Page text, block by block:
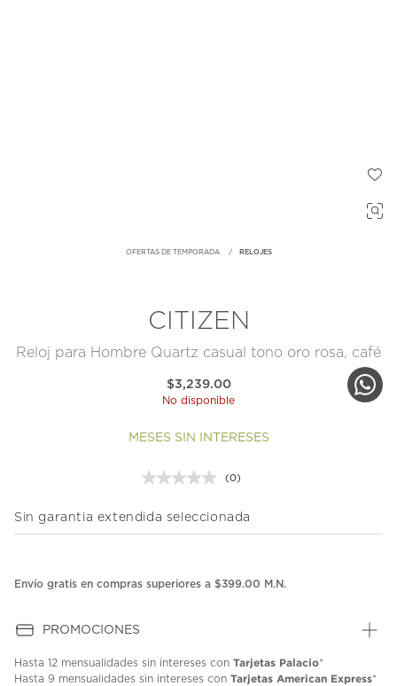
OFERTAS DE TEMPORADA RELOJES
CITIZEN
Reloj para Hombre Quartz casual tono oro rosa, café
$3,239.00
No disponible
MESES SIN INTERESES
Sin
Enlace
(0)
Sin garantia extendida seleccionada
Envío gratis en compras superiores a $399.00 M.N.
PROMOCIONES
Hasta 12 mensualidades sin intereses con Tarjetas Palacio*
Hasta 9 mensualidades sin intereses con Tarjetas American Express*